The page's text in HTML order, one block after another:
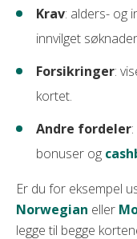
Krav: alders- og
innvilget
Forsikringer:
kortet.
Andre fordeler
bonuser og
Er du for eksempel
Norwegian eller
legge til begge